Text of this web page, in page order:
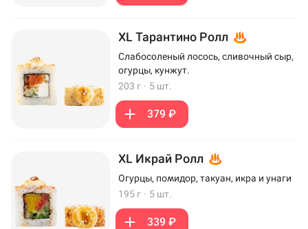
XL Тарантино Ролл
Слабосоленый лосось, сливочный сыр,
огурцы, кунжут.
203 г · 5 шт.
379 ₽
XL Икрай Ролл
Огурцы, помидор, такуан, икра и унаги
195 г · 5 шт.
339 ₽